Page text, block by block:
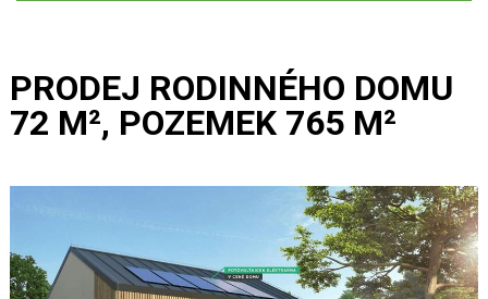
PRODEJ RODINNÉHO DOMU
72 M², POZEMEK 765 M²